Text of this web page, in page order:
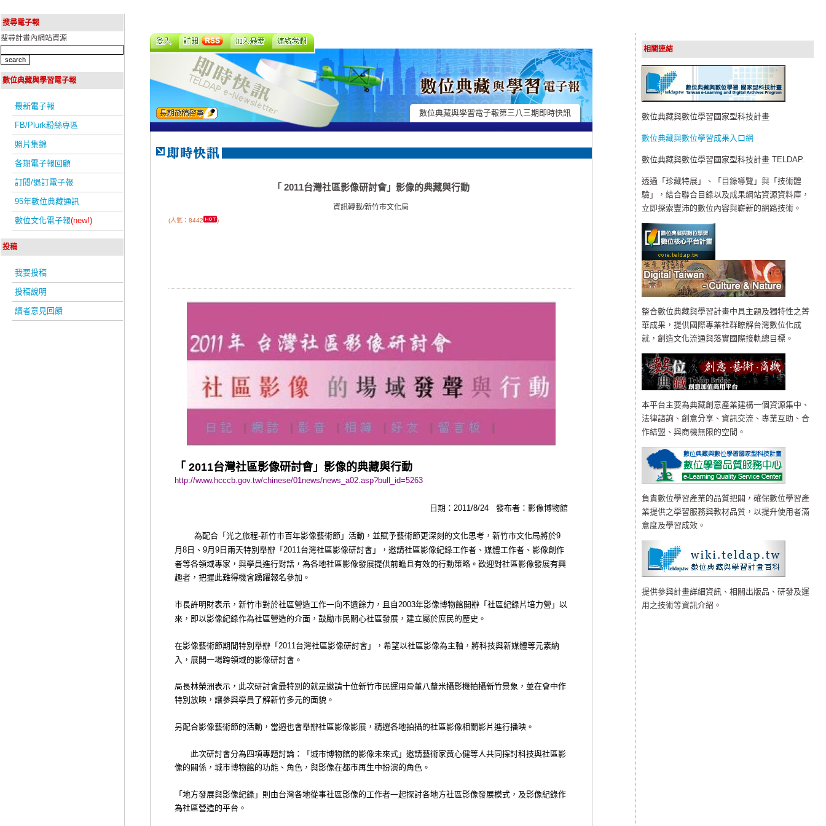
搜尋電子報
搜尋計畫內網站資源
數位典藏與學習電子報
最新電子報
FB/Plurk粉絲專區
照片集錦
各期電子報回顧
訂閱/退訂電子報
95年數位典藏通訊
數位文化電子報(new!)
投稿
我要投稿
投稿說明
讀者意見回饋
相關連結
數位典藏與數位學習國家型科技計畫
數位典藏與數位學習成果入口網
數位典藏與數位學習國家型科技計畫 TELDAP.
透過「珍藏特展」、「目錄導覽」與「技術體
驗」，結合聯合目錄以及成果網站資源資料庫，
立即探索豐沛的數位內容與嶄新的網路技術。
整合數位典藏與學習計畫中具主題及獨特性之菁
華成果，提供國際專業社群瞭解台灣數位化成
就，創造文化流通與落實國際接軌總目標。
本平台主要為典藏創意產業建構一個資源集中、
法律諮詢、創意分享、資訊交流、專業互助、合
作結盟、與商機無限的空間。
負責數位學習產業的品質把關，確保數位學習產
業提供之學習服務與教材品質，以提升使用者滿
意度及學習成效。
提供參與計畫詳細資訊、相關出版品、研發及運
用之技術等資訊介紹。
數位典藏與學習電子報第三八三期即時快訊
「 2011台灣社區影像研討會」影像的典藏與行動
資訊轉載/新竹市文化局
(人氣：8442 )
「 2011台灣社區影像研討會」影像的典藏與行動
http://www.hcccb.gov.tw/chinese/01news/news_a02.asp?bull_id=5263
日期： 2011/8/24 發布者：影像博物館
為配合「光之旅程-新竹市百年影像藝術節」活動，並賦予藝術節更深刻的文化思考，新竹市文化局將於9
月8日、 9月9日兩天特別舉辦「2011台灣社區影像研討會」，邀請社區影像紀錄工作者、媒體工作者、影像創作
者等各領域專家，與學員進行對話，為各地社區影像發展提供前瞻且有效的行動策略。歡迎對社區影像發展有興
趣者，把握此難得機會踴躍報名參加。
市長許明財表示，新竹市對於社區營造工作一向不遺餘力，且自2003年影像博物館開辦「社區紀錄片培力營」以
來，即以影像紀錄作為社區營造的介面，鼓勵市民關心社區發展，建立屬於庶民的歷史。
在影像藝術節期間特別舉辦「2011台灣社區影像研討會」，希望以社區影像為主軸，將科技與新媒體等元素納
入，展開一場跨領域的影像研討會。
局長林榮洲表示，此次研討會最特別的就是邀請十位新竹市民運用骨董八釐米攝影機拍攝新竹景象，並在會中作
特別放映，讓參與學員了解新竹多元的面貌。
另配合影像藝術節的活動，當週也會舉辦社區影像影展，精選各地拍攝的社區影像相關影片進行播映。
此次研討會分為四項專題討論：「城市博物館的影像未來式」邀請藝術家黃心健等人共同探討科技與社區影
像的關係，城市博物館的功能、角色，與影像在都市再生中扮演的角色。
「地方發展與影像紀錄」則由台灣各地從事社區影像的工作者一起探討各地方社區影像發展模式，及影像紀錄作
為社區營造的平台。